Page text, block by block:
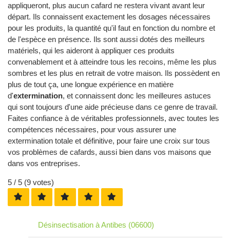
appliqueront, plus aucun cafard ne restera vivant avant leur
départ. Ils connaissent exactement les dosages nécessaires
pour les produits, la quantité qu'il faut en fonction du nombre et
de l'espèce en présence. Ils sont aussi dotés des meilleurs
matériels, qui les aideront à appliquer ces produits
convenablement et à atteindre tous les recoins, même les plus
sombres et les plus en retrait de votre maison. Ils possèdent en
plus de tout ça, une longue expérience en matière
d'extermination, et connaissent donc les meilleures astuces
qui sont toujours d'une aide précieuse dans ce genre de travail.
Faites confiance à de véritables professionnels, avec toutes les
compétences nécessaires, pour vous assurer une
extermination totale et définitive, pour faire une croix sur tous
vos problèmes de cafards, aussi bien dans vos maisons que
dans vos entreprises.
5 / 5 (9 votes)
Désinsectisation à Antibes (06600)